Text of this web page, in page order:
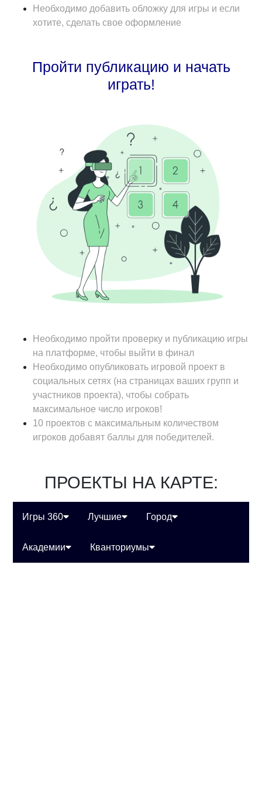
Необходимо добавить обложку для игры и если
хотите, сделать свое оформление
Пройти публикацию и начать
играть!
Необходимо пройти проверку и публикацию игры
на платформе, чтобы выйти в финал
Необходимо опубликовать игровой проект в
социальных сетях (на страницах ваших групп и
участников проекта), чтобы собрать
максимальное число игроков!
10 проектов с максимальным количеством
игроков добавят баллы для победителей.
ПРОЕКТЫ НА КАРТЕ:
Игры 360 Лучшие Город
Академии Кванториумы